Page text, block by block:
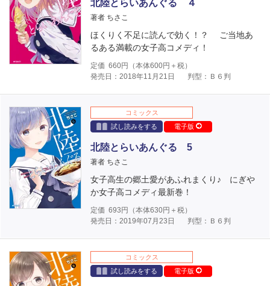
北陸とらいあんぐる ４
著者 ちさこ
ほくりく不足に読んで効く！？ ご当地あ
るある満載の女子高コメディ！
定価 660円（本体600円＋税）
発売日：2018年11月21日
判型：Ｂ６判
コミックス
試し読みをする
電子版
北陸とらいあんぐる 5
著者 ちさこ
女子高生の郷土愛があふれまくり♪ にぎや
か女子高コメディ最新巻！
定価 693 円（本体630円＋税）
発売日：2019年07月23日
判型：Ｂ６判
コミックス
試し読みをする
電子版